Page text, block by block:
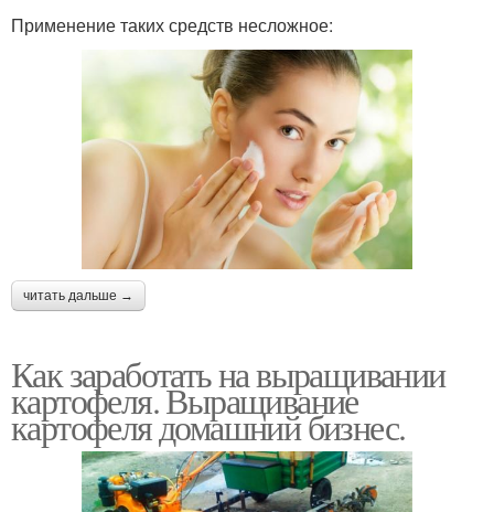
Применение таких средств несложное:
читать дальше →
Как заработать на выращивании
картофеля. Выращивание
картофеля домашний бизнес.